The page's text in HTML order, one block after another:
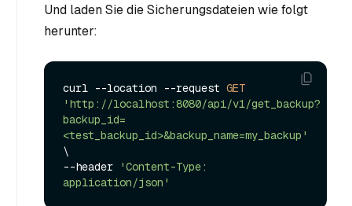
Und laden Sie die Sicherungsdateien wie folgt
herunter:
curl --location --request GET
'http://localhost:8080/api/v1/get_backup?
backup_id=
<test_backup_id>&backup_name=my_backup'
\
--header
'Content-Type:
application/json'